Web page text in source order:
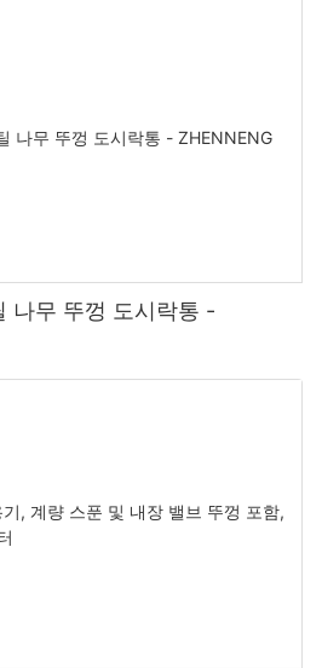
나무 뚜껑 도시락통 -